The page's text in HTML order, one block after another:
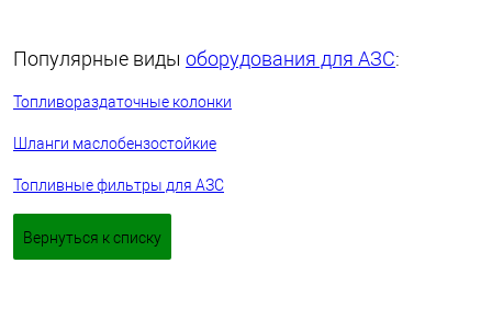
Популярные виды оборудования для АЗС:
Топливораздаточные колонки
Шланги маслобензостойкие
Топливные фильтры для АЗС
Вернуться к списку